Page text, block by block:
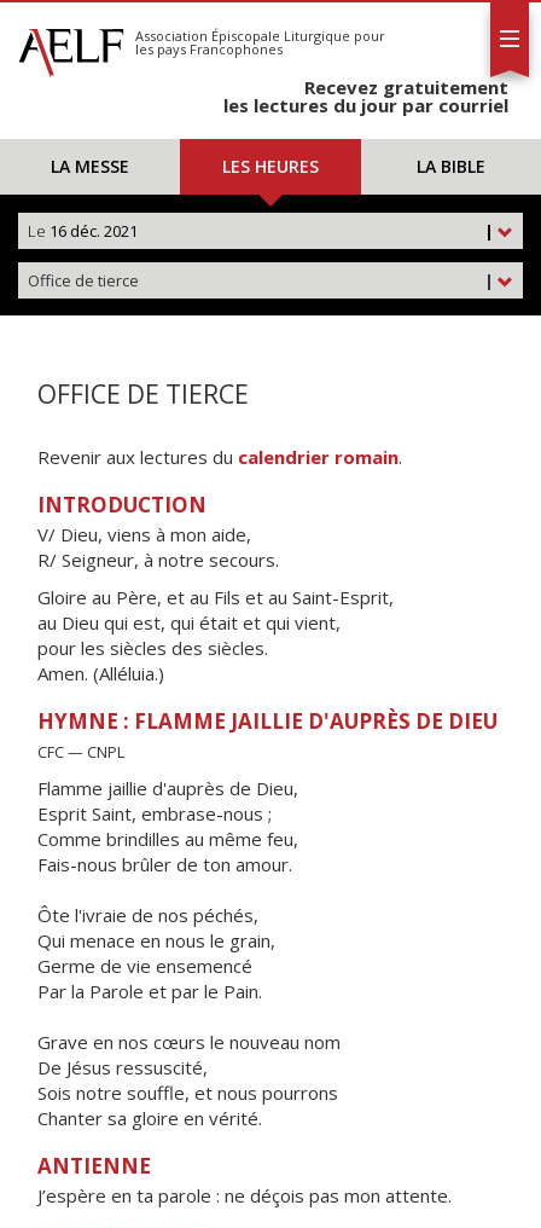
S'abonner
Calendrier
Association Épiscopale Liturgique pour
les pays Francophones
Recevez gratuitement
les lectures du jour par courriel
LA MESSE LES HEURES LA BIBLE
|
Le 16 déc. 2021
|
Office de tierce
OFFICE DE TIERCE
Revenir aux lectures du calendrier romain.
INTRODUCTION
V/ Dieu, viens à mon aide,
R/ Seigneur, à notre secours.
Gloire au Père, et au Fils et au Saint-Esprit,
au Dieu qui est, qui était et qui vient,
pour les siècles des siècles.
Amen. (Alléluia.)
HYMNE : FLAMME JAILLIE D'AUPRÈS DE DIEU
CFC — CNPL
Flamme jaillie d'auprès de Dieu,
Esprit Saint, embrase-nous ;
Comme brindilles au même feu,
Fais-nous brûler de ton amour.
Ôte l'ivraie de nos péchés,
Qui menace en nous le grain,
Germe de vie ensemencé
Par la Parole et par le Pain.
Grave en nos cœurs le nouveau nom
De Jésus ressuscité,
Sois notre souffle, et nous pourrons
Chanter sa gloire en vérité.
ANTIENNE
J’espère en ta parole : ne déçois pas mon attente.